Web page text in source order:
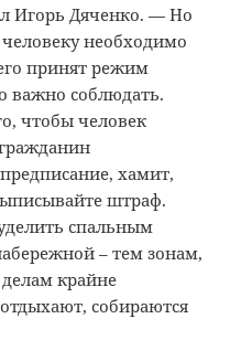
Игорь Дяченко. — Но
необходимо
принят режим
важно соблюдать.
чтобы человек
хамит,
штраф.
спальным
– тем зонам,
крайне
собираются